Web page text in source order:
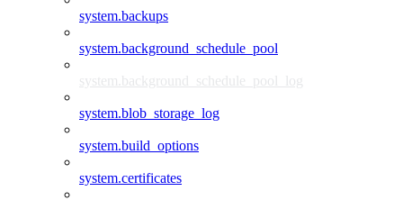
system.backups
system.background_schedule_pool
system.background_schedule_pool_log
system.blob_storage_log
system.build_options
system.certificates